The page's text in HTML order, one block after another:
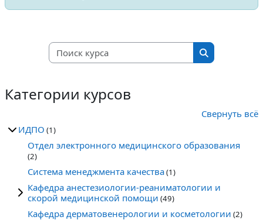
Поиск курса
Поиск курса
Категории курсов
Свернуть всё
ИДПО (1)
Отдел электронного медицинского образования
(2)
Система менеджмента качества(1)
Кафедра анестезиологии-реаниматологии и
скорой медицинской помощи (49)
Кафедра дерматовенерологии и косметологии (2)